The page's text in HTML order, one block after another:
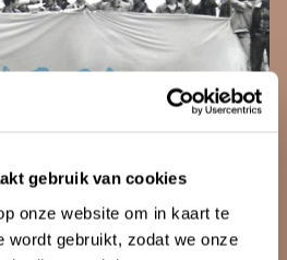
gebruik van cookies
onze website om in kaart te
wordt gebruikt, zodat we onze